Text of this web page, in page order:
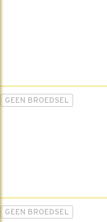
GEEN BROEDSEL
GEEN BROEDSEL